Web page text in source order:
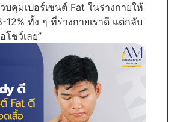
บคุมเปอร์เซนต์ Fat ในร่างกายให้
ทั้ง ๆ ที่ร่างกายเราดี แต่กลับ
โชว์เลย”